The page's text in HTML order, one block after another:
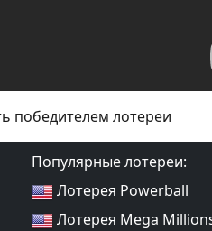
победителем лотереи
Популярные лотереи:
Лотерея Powerball
Лотерея Mega